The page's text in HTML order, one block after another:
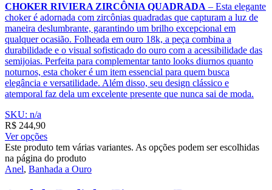
CHOKER RIVIERA ZIRCÔNIA QUADRADA – Esta elegante
choker é adornada com zircônias quadradas que capturam a luz de
maneira deslumbrante, garantindo um brilho excepcional em
qualquer ocasião. Folheada em ouro 18k, a peça combina a
durabilidade e o visual sofisticado do ouro com a acessibilidade das
semijoias. Perfeita para complementar tanto looks diurnos quanto
noturnos, esta choker é um item essencial para quem busca
elegância e versatilidade. Além disso, seu design clássico e
atemporal faz dela um excelente presente que nunca sai de moda.
SKU: n/a
R$ 244,90
Ver opções
Este produto tem várias variantes. As opções podem ser escolhidas
na página do produto
Anel, Banhada a Ouro